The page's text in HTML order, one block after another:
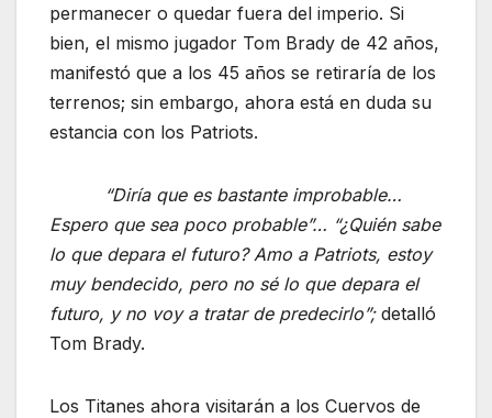
permanecer o quedar fuera del imperio. Si
bien, el mismo jugador Tom Brady de 42 años,
manifestó que a los 45 años se retiraría de los
terrenos; sin embargo, ahora está en duda su
estancia con los Patriots.
“Diría que es bastante improbable…
Espero que sea poco probable”… “¿Quién sabe
lo que depara el futuro? Amo a Patriots, estoy
muy bendecido, pero no sé lo que depara el
futuro, y no voy a tratar de predecirlo”; detalló
Tom Brady.
Los Titanes ahora visitarán a los Cuervos de